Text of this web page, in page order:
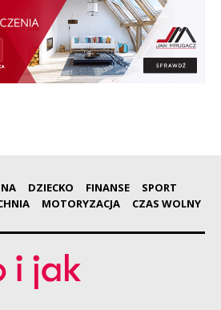
DZIECKO FINANSE
SPORT
MOTORYZACJA CZAS WOLNY